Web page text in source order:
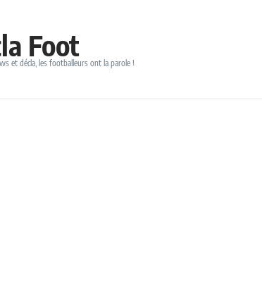
Foot
et décla, les footballeurs ont la parole !